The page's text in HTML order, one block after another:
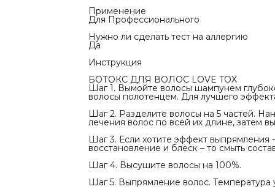
Применение
Для Профессионального
Нужно ли сделать тест на аллергию
Да
Инструкция
БОТОКС ДЛЯ ВОЛОС LOVE TOX
Шаг 1. Вымойте волосы шампунем
волосы полотенцем. Для лучшего
Шаг 2. Разделите волосы на 5 частей.
лечения волос по всей их длине, затем
Шаг 3. Если хотите эффект выпрямления
восстановление и блеск – то смыть
Шаг 4. Высушите волосы на 100%.
Шаг 5. Выпрямление волос. Температура